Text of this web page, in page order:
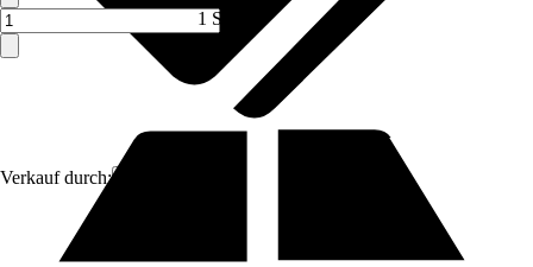
Verkauf durch:
1 ST